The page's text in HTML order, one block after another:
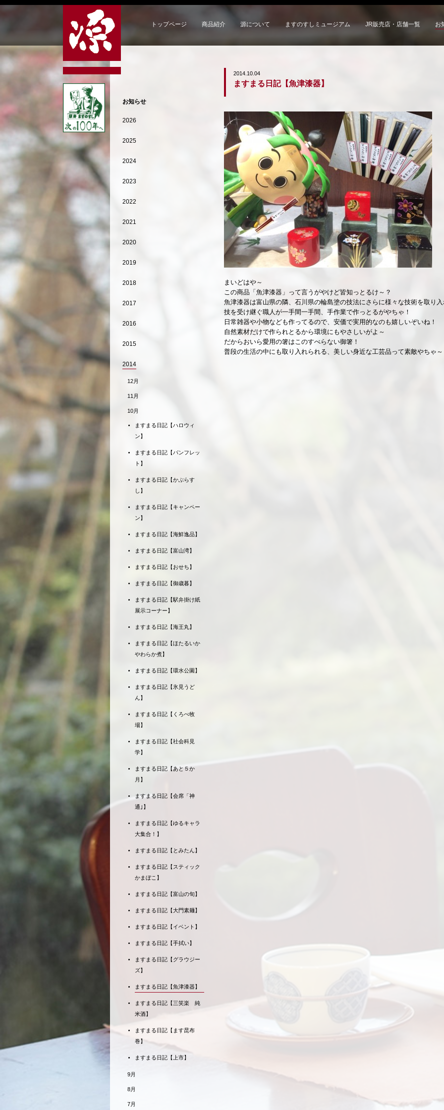
トップページ 商品紹介 源について ますのすしミュージアム JR販売店・店舗一覧 お
2014.10.04
ますまる日記【魚津漆器】
まいどはや～
この商品「魚津漆器」って言うがやけど皆知っとるけ～？
魚津漆器は富山県の隣、石川県の輪島塗の技法にさらに様々な技術を取り
技を受け継ぐ職人が一手間一手間、手作業で作っとるがやちゃ！
日常雑器や小物なども作ってるので、安価で実用的なのも嬉しいぞいね！
自然素材だけで作られとるから環境にもやさしいがよ～
だからおいら愛用の箸はこのすべらない御箸！
普段の生活の中にも取り入れられる、美しい身近な工芸品って素敵やちゃ～
お知らせ
2026
2025
2024
2023
2022
2021
2020
2019
2018
2017
2016
2015
2014
12月
11月
10月
ますまる日記【ハロウィ
ン】
ますまる日記【パンフレッ
ト】
ますまる日記【かぶらす
し】
ますまる日記【キャンペー
ン】
ますまる日記【海鮮逸品】
ますまる日記【富山湾】
ますまる日記【おせち】
ますまる日記【御歳暮】
ますまる日記【駅弁掛け紙
展示コーナー】
ますまる日記【海王丸】
ますまる日記【ほたるいか
やわらか煮】
ますまる日記【環水公園】
ますまる日記【氷見うど
ん】
ますまる日記【くろべ牧
場】
ますまる日記【社会科見
学】
ますまる日記【あと５か
月】
ますまる日記【会席「神
通｣】
ますまる日記【ゆるキャラ
大集合！】
ますまる日記【とみたん】
ますまる日記【スティック
かまぼこ】
ますまる日記【富山の旬】
ますまる日記【大門素麺】
ますまる日記【イベント】
ますまる日記【手拭い】
ますまる日記【グラウジー
ズ】
ますまる日記【魚津漆器】
ますまる日記【三笑楽 純
米酒】
ますまる日記【ます昆布
巻】
ますまる日記【上市】
9月
8月
7月